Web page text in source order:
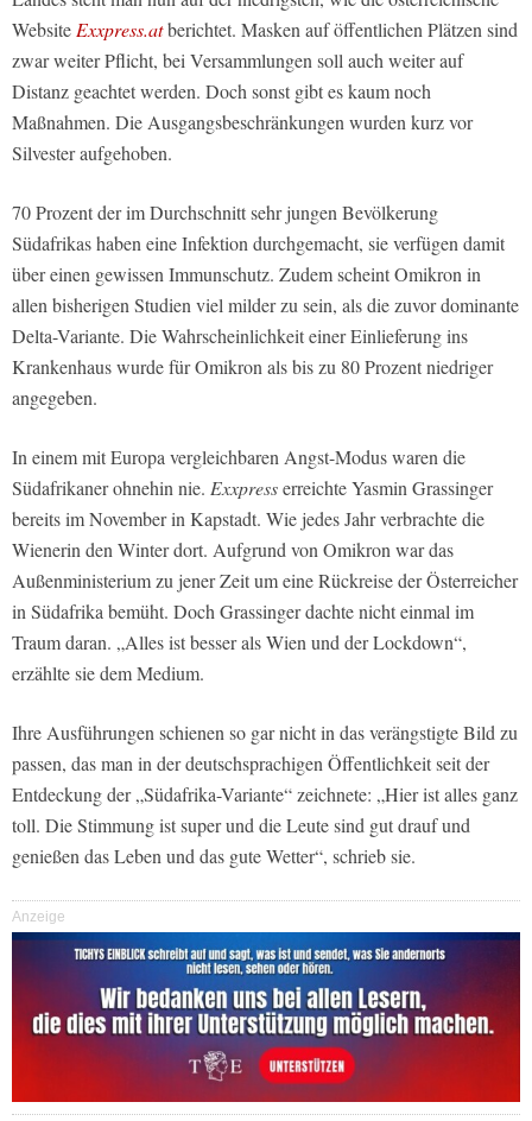
WebsiteExxpress.atberichtet. Masken auf öffentlichen Plätzen sind
zwar weiter Pflicht, bei Versammlungen soll auch weiter auf
Distanz geachtet werden. Doch sonst gibt es kaum noch
Maßnahmen. Die Ausgangsbeschränkungen wurden kurz vor
Silvester aufgehoben.
70 Prozent der im Durchschnitt sehr jungen Bevölkerung
Südafrikas haben eine Infektion durchgemacht, sie verfügen damit
über einen gewissen Immunschutz. Zudem scheint Omikron in
allen bisherigen Studien viel milder zu sein, als die zuvor dominante
Delta-Variante. Die Wahrscheinlichkeit einer Einlieferung ins
Krankenhaus wurde für Omikron als bis zu 80 Prozent niedriger
angegeben.
In einem mit Europa vergleichbaren Angst-Modus waren die
Südafrikaner ohnehin nie. Exxpresserreichte Yasmin Grassinger
bereits im November in Kapstadt. Wie jedes Jahr verbrachte die
Wienerin den Winter dort. Aufgrund von Omikron war das
Außenministerium zu jener Zeit um eine Rückreise der Österreicher
in Südafrika bemüht. Doch Grassinger dachte nicht einmal im
Traum daran. „Alles ist besser als Wien und der Lockdown“,
erzählte sie dem Medium.
Ihre Ausführungen schienen so gar nicht in das verängstigte Bild zu
passen, das man in der deutschsprachigen Öffentlichkeit seit der
Entdeckung der „Südafrika-Variante“ zeichnete: „Hier ist alles ganz
toll. Die Stimmung ist super und die Leute sind gut drauf und
genießen das Leben und das gute Wetter“, schrieb sie.
Anzeige